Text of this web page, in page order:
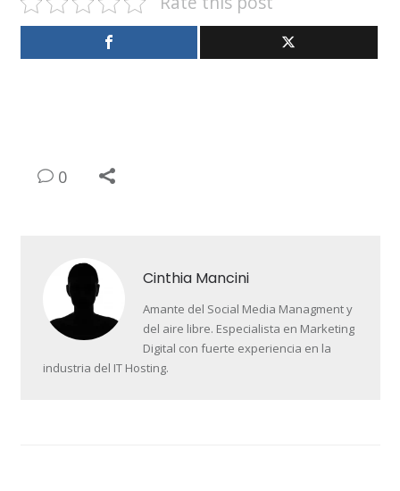
0
Cinthia Mancini
Amante del Social Media Managment y
del aire libre. Especialista en Marketing
Digital con fuerte experiencia en la
industria del IT Hosting.